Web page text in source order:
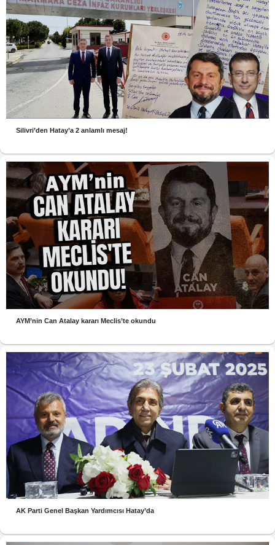
Silivri’den Hatay’a 2 anlamlı mesaj!
AYM’nin Can Atalay kararı Meclis’te okundu
AK Parti Genel Başkan Yardımcısı Hatay’da